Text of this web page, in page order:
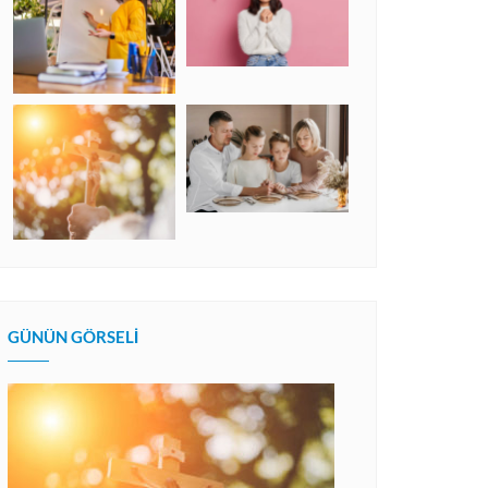
GÜNÜN GÖRSELI